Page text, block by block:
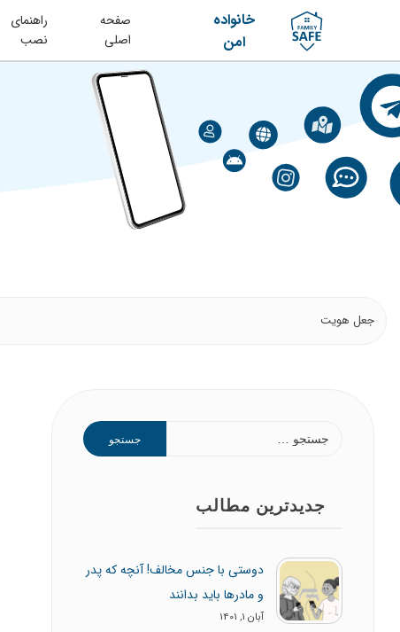
خانواده
امن
صفحه
اصلی
راهنمای
نصب
جعل هویت
برای:
جدیدترین مطالب
دوستی با جنس مخالف! آنچه که پدر
و مادرها باید بدانند
آبان 1, 1401